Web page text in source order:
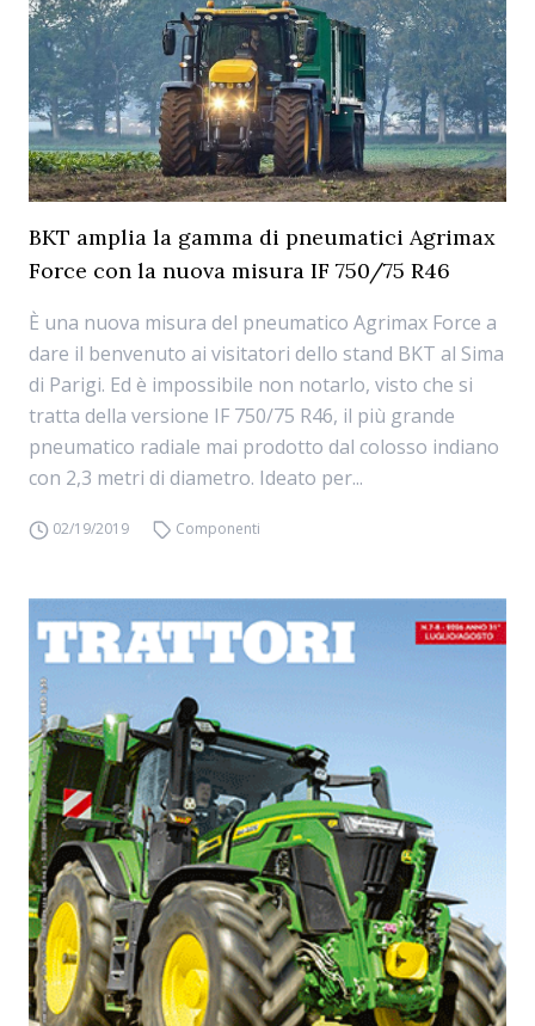
BKT amplia la gamma di pneumatici Agrimax
Force con la nuova misura IF 750/75 R46
È una nuova misura del pneumatico Agrimax Force a
dare il benvenuto ai visitatori dello stand BKT al Sima
di Parigi. Ed è impossibile non notarlo, visto che si
tratta della versione IF 750/75 R46, il più grande
pneumatico radiale mai prodotto dal colosso indiano
con 2,3 metri di diametro. Ideato per...
02/19/2019 Componenti